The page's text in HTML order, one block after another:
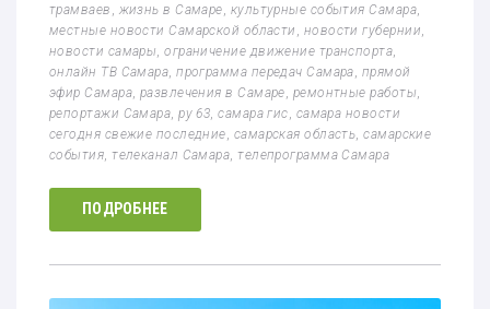
трамваев
жизнь в Самаре культурные события Самара,
местные новости Самарской области
новости губернии
новости самары ,ограничение движение транспорта
онлайн ТВ Самара ,программа передач Самара прямой
эфир Самара, развлечения в Самаре ремонтные работы
репортажи Самара ,ру 63 ,самара гис самара новости
сегодня свежие последние самарская область ,самарские
события ,телеканал Самара ,телепрограмма Самара
ПОДРОБНЕЕ